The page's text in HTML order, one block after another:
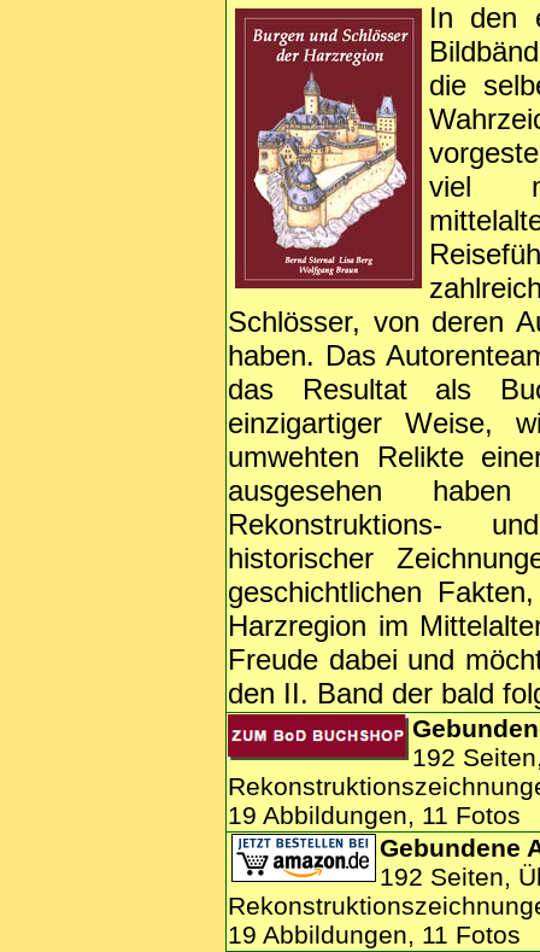
In den
die
viel
Schlösser, von deren
haben. Das
das Resultat als
einzigartiger Weise,
umwehten Relikte
ausgesehen
Rekonstruktions-
historischer
geschichtlichen
Harzregion im
Freude dabei und
den II. Band der bald
192
19 Abbildungen, 11 Fotos
Gebundene
192 Seiten,
19 Abbildungen, 11 Fotos